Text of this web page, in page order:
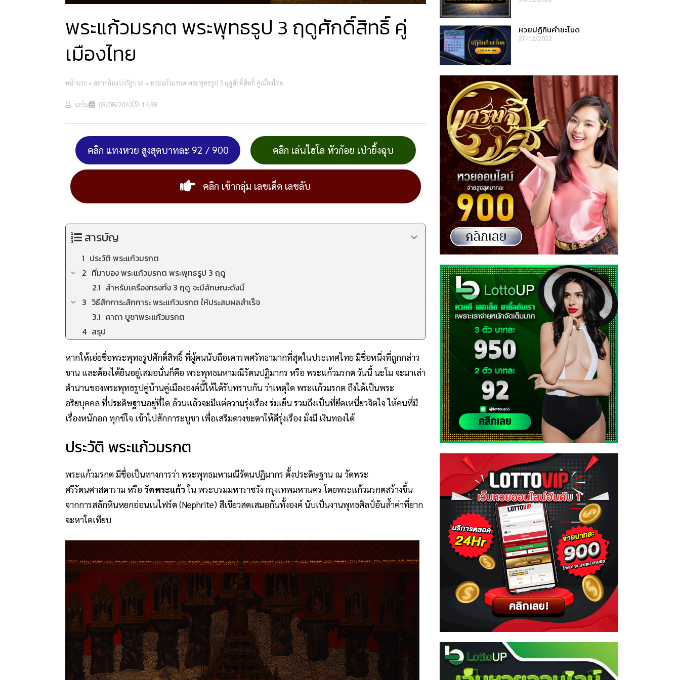
พระแก้วมรกต พระพุทธรูป 3 ฤดูศักดิ์สิทธิ์ คู่
เมืองไทย
หน้าแรก » สลากกินแบ่งรัฐบาล » พระแก้วมรกต พระพุทธรูป 3 ฤดูศักดิ์สิทธิ์ คู่เมืองไทย
นะโม 05/08/2020 14:38
คลิก แทงหวย สูงสุดบาทละ 92 / 900 คลิก เล่นไฮโล หัวก้อย เป่ายิ้งฉุบ
คลิก เข้ากลุ่ม เลขเด็ด เลขลับ
สารบัญ
ประวัติ พระแก้วมรกต
ที่มาของ พระแก้วมรกต พระพุทธรูป 3 ฤดู
สำหรับเครื่องทรงทั้ง 3 ฤดู จะมีลักษณะดังนี้
วิธีสักการะสักการะ พระแก้วมรกต ให้ประสบผลสำเร็จ
คาถา บูชาพระแก้วมรกต
สรุป
หากให้เอ่ยชื่อพระพุทธรูปศักดิ์สิทธิ์ ที่ผู้คนนับถือเคารพศรัทธามากที่สุดในประเทศไทย มีชื่อหนึ่งที่ถูกกล่าว
ขาน และต้องได้ยินอยู่เสมอนั่นก็คือ พระพุทธมหามณีรัตนปฏิมากร หรือ พระแก้วมรกต วันนี้ นะโม จะมาเล่า
ตำนานของพระพุทธรูปคู่บ้านคู่เมืององค์นี้ให้ได้รับทราบกัน ว่าเหตุใด พระแก้วมรกต ถึงได้เป็นพระ
อริยบุคคล ที่ประดิษฐานอยู่ที่ใด ล้วนแล้วจะมีแต่ความรุ่งเรือง ร่มเย็น รวมถึงเป็นที่ยึดเหนี่ยวจิตใจ ให้คนที่มี
เรื่องหนักอก ทุกข์ใจ เข้าไปสักการะบูชา เพื่อเสริมดวงชะตาให้ดีรุ่งเรือง มั่งมี เงินทองได้
ประวัติ พระแก้วมรกต
พระแก้วมรกต มีชื่อเป็นทางการว่า พระพุทธมหามณีรัตนปฏิมากร ตั้งประดิษฐาน ณ วัดพระ
ศรีรัตนศาสดาราม หรือวัดพระแก้วใน พระบรมมหาราชวัง กรุงเทพมหานคร โดยพระแก้วมรกตสร้างขึ้น
จากการสลักหินหยกอ่อนเนไฟร์ต (Nephrite) สีเขียวสดเสมอกันทั้งองค์ นับเป็นงานพุทธศิลป์อันล้ำค่าที่ยาก
จะหาใดเทียบ
หวยปฏิทินคำชะโนด
27/12/2022